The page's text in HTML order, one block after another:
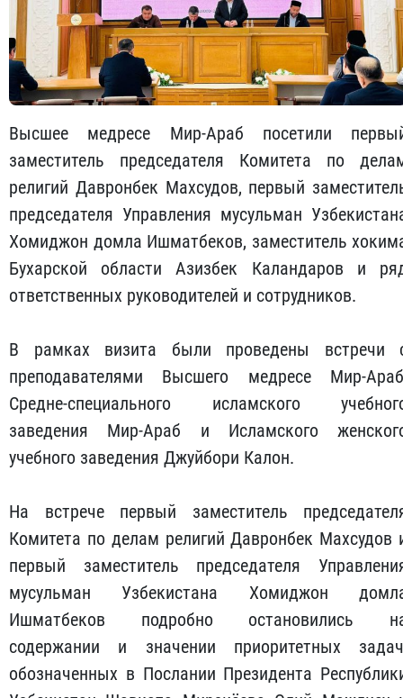
Высшее медресе Мир-Араб посетили
заместитель председателя Комитета по
религий Давронбек Махсудов, первый
председателя Управления мусульман
Хомиджон домла Ишматбеков, заместитель
Бухарской области Азизбек Каландаров и
ответственных руководителей и сотрудников.
В рамках визита были проведены встречи
преподавателями Высшего медресе Мир-
Средне-специального исламского
заведения Мир-Араб и Исламского
учебного заведения Джуйбори Калон.
На встрече первый заместитель
Комитета по делам религий Давронбек Махсудов
первый заместитель председателя
мусульман Узбекистана Хомиджон
Ишматбеков подробно остановились
содержании и значении приоритетных
обозначенных в Послании Президента